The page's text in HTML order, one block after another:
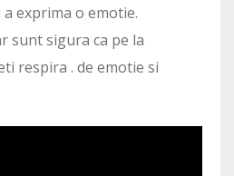
exprima o emotie.
sunt sigura ca pe la
respira . de emotie si